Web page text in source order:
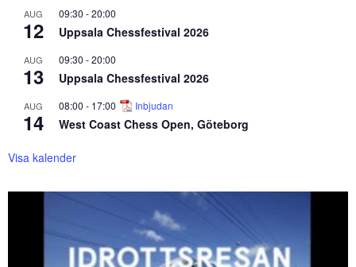
AUG
12
09:30 -20:00
Uppsala Chessfestival 2026
AUG
13
09:30 -20:00
Uppsala Chessfestival 2026
AUG
14
08:00 - 17:00 Inbjudan
West Coast Chess Open, Göteborg
Visa kalender